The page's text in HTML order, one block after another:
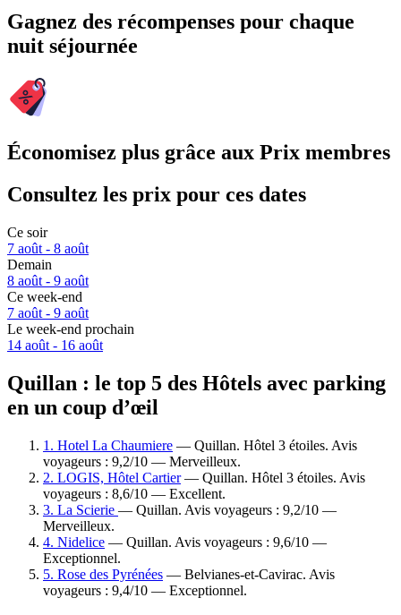
Gagnez des récompenses pour chaque
nuit séjournée
Économisez plus grâce aux Prix membres
Consultez les prix pour ces dates
Ce soir
7 août - 8 août
Demain
8 août - 9 août
Ce week-end
7 août - 9 août
Le week-end prochain
14 août - 16 août
Quillan : le top 5 des Hôtels avec parking
en un coup d’œil
1. Hotel La Chaumiere — Quillan. Hôtel 3 étoiles. Avis
voyageurs : 9,2/10 — Merveilleux.
2. LOGIS, Hôtel Cartier— Quillan. Hôtel 3 étoiles. Avis
voyageurs : 8,6/10 — Excellent.
3. La Scierie — Quillan. Avis voyageurs : 9,2/10 —
Merveilleux.
4. Nidelice — Quillan. Avis voyageurs : 9,6/10 —
Exceptionnel.
5. Rose des Pyrénées — Belvianes-et-Cavirac. Avis
voyageurs : 9,4/10 — Exceptionnel.